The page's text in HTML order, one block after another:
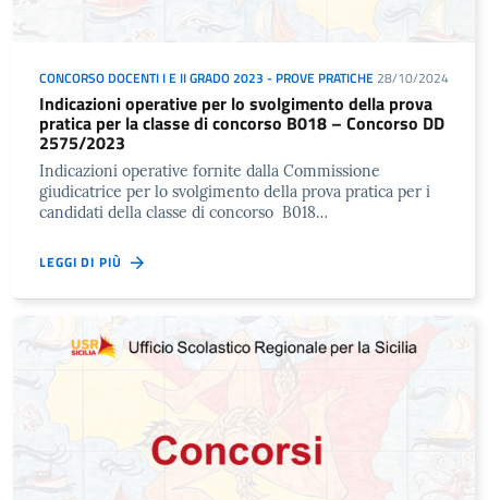
CONCORSO DOCENTI I E II GRADO 2023 - PROVE PRATICHE 28/10/2024
Indicazioni operative per lo svolgimento della prova
pratica per la classe di concorso B018 – Concorso DD
2575/2023
Indicazioni operative fornite dalla Commissione
giudicatrice per lo svolgimento della prova pratica per i
candidati della classe di concorso B018…
LEGGI DI PIÙ